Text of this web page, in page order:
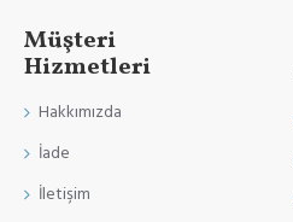
Müşteri
Hizmetleri
Hakkımızda
İade
İletişim